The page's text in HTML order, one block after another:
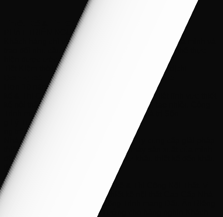
𝗧𝗵𝗶𝗲̂́𝘁 𝗞𝗲̂́ & 𝗧𝗵𝗶 𝗖𝗼̂𝗻𝗴 𝗧𝗿𝗲̂𝗻 𝗧𝗼𝗮̀𝗻 𝗤𝘂𝗼̂́𝗰
PHÁT TRIỂN NGUỒN NHÂN LỰC
Khách hàng chỉ việc gửi bản vẽ bố trí xây dựng nhà mình và
trao đổi nhu cầu mong muốn là Nhà Bếp Xinh có thể thực
hiện được ước mơ của Quý Khách.
Tiết Kiệm thời gian – Hiệu Quả – An Toàn mùa dịch!
Đ𝗼̛𝗻 𝘃𝗶̣ 𝗰𝗼́ 𝘁𝗵𝗮̂𝗺 𝗻𝗶𝗲̂𝗻 𝘃𝗮̀ 𝗸𝗶𝗻𝗵 𝗻𝗴𝗵𝗶𝗲̣̂𝗺 𝗰𝗮𝗼
Hơn 10 năm kinh nghiệm Thiết
kế & Thi Công Nội Thất. Với đam mê mãnh liệt lĩnh vực thiết
kế nội thất Cao Cấp Nhà Bếp Xinh đã kiến tạo nhiều Công
Trình mang Dấu Ấn Riêng và Tôn Vinh giá trị Sốn
g Lý Tưởng cho hàng nghìn Khách Hà
ng trên Toàn Quốc.
Nhà Bếp Xinh là một trong số ít Công Ty cung cấp giải pháp
thiết kế và trực tiếp gia công tại nhà máy sản xuất của mình
để đảm bảo chất lượng đồng nhất từ khâu thiết kế đến khâu
thi công hoàn thi
ện ngôi nhà.
Hơn 10 năm kinh nghiệm Thiết kế & Thi Công Nội Thất. V
ới đam mê mãnh liệt lĩnh vực thiết kế nội thất Cao Cấp Nhà
Bếp Xinh đã kiến tạo nhiều Công Trình mang Dấu Ấn Riêng
và Tôn Vinh giá trị Sống Lý Tưởng cho hàng nghìn Khách